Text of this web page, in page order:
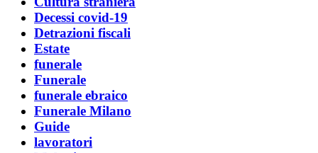
Decessi covid-19
Detrazioni fiscali
Estate
funerale
Funerale
funerale ebraico
Funerale Milano
Guide
lavoratori